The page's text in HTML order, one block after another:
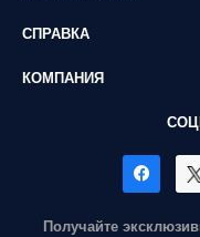
СПРАВКА
КОМПАНИЯ
Получайте